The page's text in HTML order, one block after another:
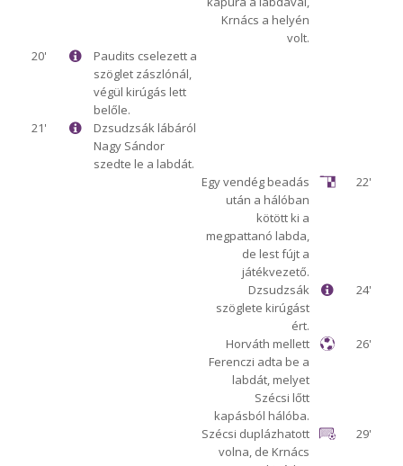
Krnács a helyén
volt.
20'
Paudits cselezett a
szöglet zászlónál,
végül kirúgás lett
belőle.
21'
Dzsudzsák lábáról
Nagy Sándor
szedte le a labdát.
22'
Egy vendég beadás
után a hálóban
kötött ki a
megpattanó labda,
de lest fújt a
játékvezető.
24'
Dzsudzsák
szöglete kirúgást
ért.
26'
Horváth mellett
Ferenczi adta be a
labdát, melyet
Szécsi lőtt
kapásból hálóba.
29'
Szécsi duplázhatott
volna, de Krnács